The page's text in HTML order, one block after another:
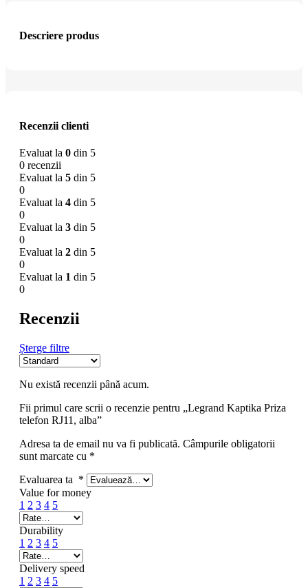
Descriere produs
Recenzii clienti
Evaluat la 0 din 5
0 recenzii
Evaluat la 5 din 5
0
Evaluat la 4 din 5
0
Evaluat la 3 din 5
0
Evaluat la 2 din 5
0
Evaluat la 1 din 5
0
Recenzii
Șterge filtre
Nu există recenzii până acum.
Fii primul care scrii o recenzie pentru „Legrand Kaptika Priza
telefon RJ11, alba”
Adresa ta de email nu va fi publicată. Câmpurile obligatorii
sunt marcate cu *
Evaluarea ta *
Value for money
1 2 3 4 5
Durability
1 2 3 4 5
Delivery speed
1 2 3 4 5